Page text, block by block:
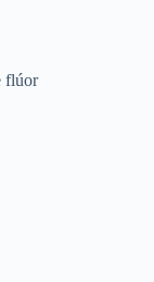
flúor